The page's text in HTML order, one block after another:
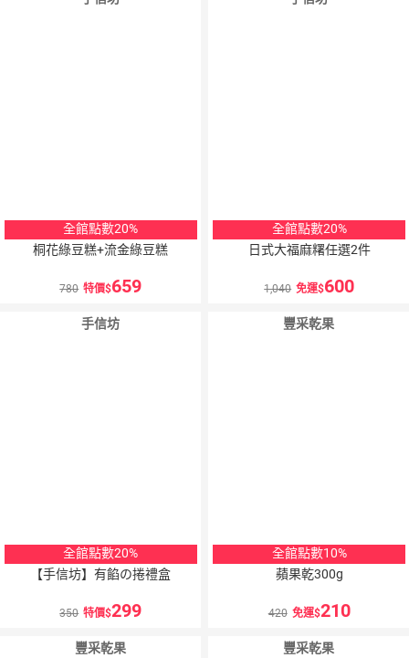
全館點數20%
桐花綠豆糕+流金綠豆糕
780 特價 659
全館點數20%
日式大福麻糬任選2件
1,040 免運 600
手信坊
全館點數20%
【手信坊】有餡の捲禮盒
350 特價 299
豐采乾果
全館點數10%
蘋果乾300g
420 免運 210
豐采乾果 豐采乾果